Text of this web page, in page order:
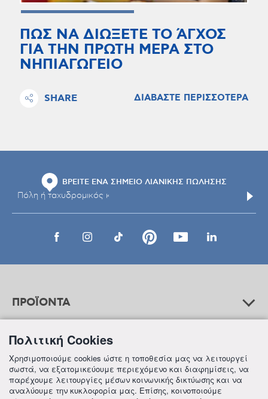
ΠΩΣ ΝΑ ΔΙΩΞΕΤΕ ΤΟ ΆΓΧΟΣ
ΓΙΑ ΤΗΝ ΠΡΩΤΗ ΜΕΡΑ ΣΤΟ
ΝΗΠΙΑΓΩΓΕΙΟ
SHARE ΔΙΑΒΑΣΤΕ ΠΕΡΙΣΣΟΤΕΡΑ
ΒΡΕΙΤΕ ΕΝΑ ΣΗΜΕΙΟ ΛΙΑΝΙΚΗΣ ΠΩΛΗΣΗΣ
ΠΡΟΪΟΝΤΑ
ΒΟΗΘΕΙΑ
Πολιτική Cookies
Χρησιμοποιούμε cookies ώστε η τοποθεσία μας να λειτουργεί
σωστά, να εξατομικεύουμε περιεχόμενο και διαφημίσεις, να
παρέχουμε λειτουργίες μέσων κοινωνικής δικτύωσης και να
αναλύουμε την κυκλοφορία μας. Επίσης, κοινοποιούμε